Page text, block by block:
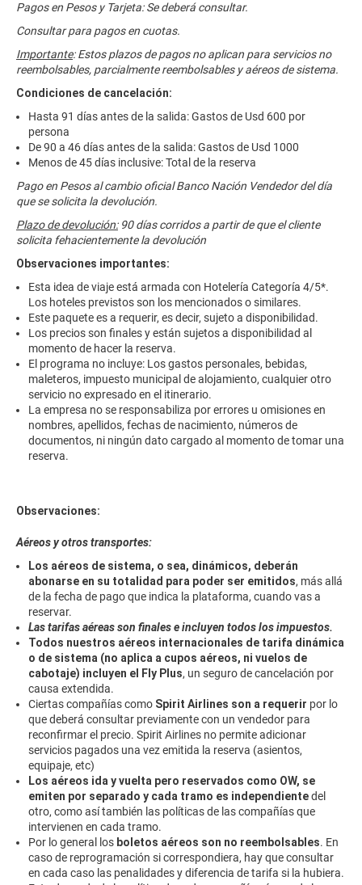
Pagos en Pesos y Tarjeta: Se deberá consultar.
Consultar para pagos en cuotas.
Importante: Estos plazos de pagos no aplican para servicios no
reembolsables, parcialmente reembolsables y aéreos de sistema.
Condiciones de cancelación:
Hasta 91 días antes de la salida: Gastos de Usd 600 por
persona
De 90 a 46 días antes de la salida: Gastos de Usd 1000
Menos de 45 días inclusive: Total de la reserva
Pago en Pesos al cambio oficial Banco Nación Vendedor del día
que se solicita la devolución.
Plazo de devolución:90 días corridos a partir de que el cliente
solicita fehacientemente la devolución
Observaciones importantes:
Esta idea de viaje está armada con Hotelería Categoría 4/5*.
Los hoteles previstos son los mencionados o similares.
Este paquete es a requerir, es decir, sujeto a disponibilidad.
Los precios son finales y están sujetos a disponibilidad al
momento de hacer la reserva.
El programa no incluye: Los gastos personales, bebidas,
maleteros, impuesto municipal de alojamiento, cualquier otro
servicio no expresado en el itinerario.
La empresa no se responsabiliza por errores u omisiones en
nombres, apellidos, fechas de nacimiento, números de
documentos, ni ningún dato cargado al momento de tomar una
reserva.
Observaciones:
Aéreos y otros transportes:
Los aéreos de sistema, o sea, dinámicos, deberán
abonarse en su totalidad para poder ser emitidos, más allá
de la fecha de pago que indica la plataforma, cuando vas a
reservar.
Las tarifas aéreas son finales e incluyen todos los impuestos.
Todos nuestros aéreos internacionales de tarifa dinámica
o de sistema (no aplica a cupos aéreos, ni vuelos de
cabotaje) incluyen el Fly Plus, un seguro de cancelación por
causa extendida.
Ciertas compañías como Spirit Airlines son a requerir por lo
que deberá consultar previamente con un vendedor para
reconfirmar el precio. Spirit Airlines no permite adicionar
servicios pagados una vez emitida la reserva (asientos,
equipaje, etc)
Los aéreos ida y vuelta pero reservados como OW, se
emiten por separado y cada tramo es independientedel
otro, como así también las políticas de las compañías que
intervienen en cada tramo.
Por lo general los boletos aéreos son no reembolsables. En
caso de reprogramación si correspondiera, hay que consultar
en cada caso las penalidades y diferencia de tarifa si la hubiera.